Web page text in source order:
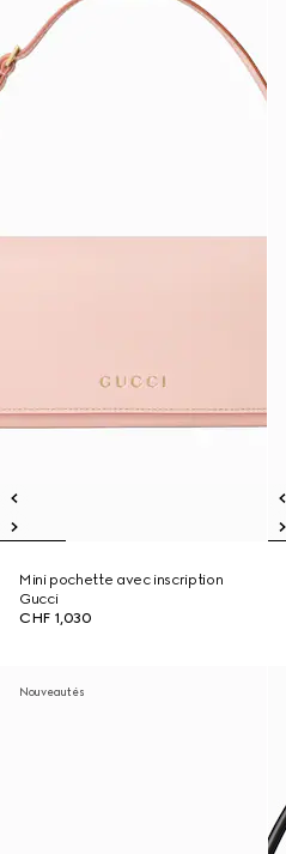
Mini pochette avec inscription
Gucci
CHF 1,030
Nouveautés